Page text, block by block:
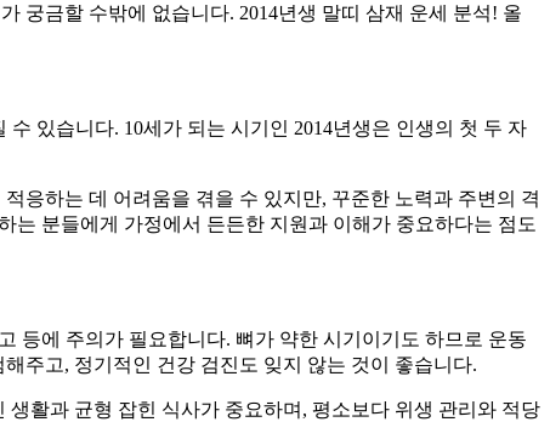
궁금할 수밖에 없습니다. 2014년생 말띠 삼재 운세 분석! 올
있습니다. 10세가 되는 시기인 2014년생은 인생의 첫 두 자
응하는 데 어려움을 겪을 수 있지만, 꾸준한 노력과 주변의 격
는 분들에게 가정에서 든든한 지원과 이해가 중요하다는 점도
등에 주의가 필요합니다. 뼈가 약한 시기이기도 하므로 운동
주고, 정기적인 건강 검진도 잊지 않는 것이 좋습니다.
활과 균형 잡힌 식사가 중요하며, 평소보다 위생 관리와 적당